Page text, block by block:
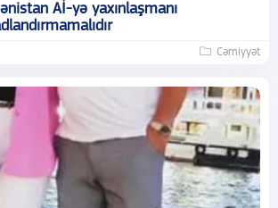
Aİ-yə yaxınlaşmanı
Cəmiyyət